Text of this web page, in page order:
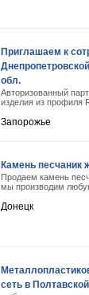
Приглашаем к
обл.
Авторизованный
изделия из профиля
Запорожье
Камень песчаник
Продаем камень
мы производим
Донецк
сеть в